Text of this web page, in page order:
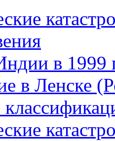
в 1999
в Ленске